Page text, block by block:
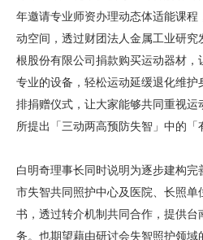
年邀请专业师资办理动态体适能课
动空间，透过财团法人金属工业研究
根股份有限公司捐款购买运动器材
专业的设备，轻松运动延缓退化维
排捐赠仪式，让大家能够共同重视
所提出「三动两高预防失智」中的「
白明奇理事长同时说明为逐步建构
市失智共同照护中心及医院、长照单
书，透过转介机制共同合作，提供
务。也期望藉由研讨会失智照护领